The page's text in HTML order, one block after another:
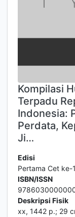
Kompilasi
Terpadu
Indonesia:
Perdata,
Ji…
Edisi
Pertama Cet ke-1
ISBN/ISSN
Deskripsi Fisik
xx, 1442 p.; 29